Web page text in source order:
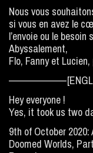
Nous vous
si vous en avez le
l’envoie ou le besoin
Abyssalement,
Flo, Fanny et
Hey everyone !
Yes, it took us two
9th of October
Doomed Worlds,